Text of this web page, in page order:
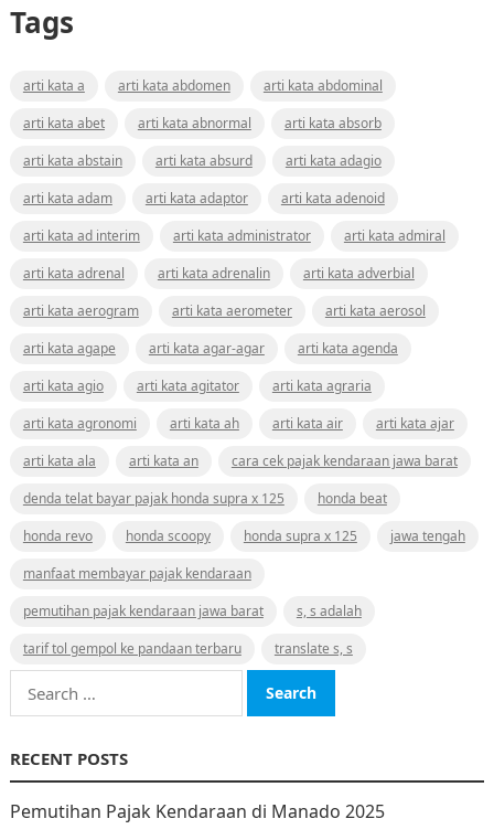
Tags
arti kata a arti kata abdomen
arti kata abdominal
arti kata abet
arti kata abnormal
arti kata absorb
arti kata abstain
arti kata absurd
arti kata adagio
arti kata adam
arti kata adaptor
arti kata adenoid
arti kata ad interim
arti kata administrator
arti kata admiral
arti kata adrenal
arti kata adrenalin
arti kata adverbial
arti kata aerogram
arti kata aerometer
arti kata aerosol
arti kata agape
arti kata agar-agar
arti kata agenda
arti kata agio
arti kata agitator
arti kata agraria
arti kata agronomi
arti kata ah arti kata air
arti kata ajar
arti kata ala
arti kata an
cara cek pajak kendaraan jawa barat
denda telat bayar pajak honda supra x 125
honda beat
honda revo
honda scoopy honda supra x 125
jawa tengah
manfaat membayar pajak kendaraan
pemutihan pajak kendaraan jawa barat
s, s adalah
tarif tol gempol ke pandaan terbaru
translate s, s
Search
for:
RECENT POSTS
Pemutihan Pajak Kendaraan di Manado 2025